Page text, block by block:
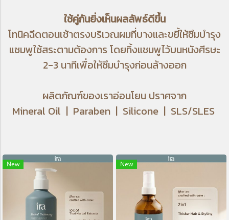
ใช้คู่กันยิ่งเห็นผลลัพธ์ดีขึ้น
โทนิคฉีดตอนเช้าตรงบริเวณผมที่บางและขยี้ให้ซึมบำรุง
แชมพูใช้สระตามต้องการ โดยทิ้งแชมพูไว้บนหนังศีรษะ
2-3 นาทีเพื่อให้ซึมบำรุงก่อนล้างออก
ผลิตภัณฑ์ของเราอ่อนโยน ปราศจาก
Mineral Oil | Paraben | Silicone | SLS/SLES
New New